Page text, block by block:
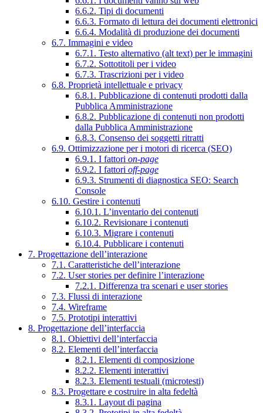
6.6.2. Tipi di documenti
6.6.3. Formato di lettura dei documenti elettronici
6.6.4. Modalità di produzione dei documenti
6.7. Immagini e video
6.7.1. Testo alternativo (alt text) per le immagini
6.7.2. Sottotitoli per i video
6.7.3. Trascrizioni per i video
6.8. Proprietà intellettuale e privacy
6.8.1. Pubblicazione di contenuti prodotti dalla
Pubblica Amministrazione
6.8.2. Pubblicazione di contenuti non prodotti
dalla Pubblica Amministrazione
6.8.3. Consenso dei soggetti ritratti
6.9. Ottimizzazione per i motori di ricerca (SEO)
6.9.1. I fattori on-page
6.9.2. I fattori off-page
6.9.3. Strumenti di diagnostica SEO: Search
Console
6.10. Gestire i contenuti
6.10.1. L’inventario dei contenuti
6.10.2. Revisionare i contenuti
6.10.3. Migrare i contenuti
6.10.4. Pubblicare i contenuti
7. Progettazione dell’interazione
7.1. Caratteristiche dell’interazione
7.2. User stories per definire l’interazione
7.2.1. Differenza tra scenari e user stories
7.3. Flussi di interazione
7.4. Wireframe
7.5. Prototipi interattivi
8. Progettazione dell’interfaccia
8.1. Obiettivi dell’interfaccia
8.2. Elementi dell’interfaccia
8.2.1. Elementi di composizione
8.2.2. Elementi interattivi
8.2.3. Elementi testuali (microtesti)
8.3. Progettare e costruire in alta fedeltà
8.3.1. Layout di pagina